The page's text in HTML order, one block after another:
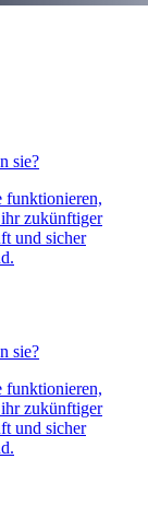
sie?
funktionieren,
zukünftiger
und sicher
sie?
funktionieren,
zukünftiger
und sicher